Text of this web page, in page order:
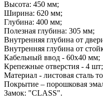
Высота: 450 мм;
Ширина: 620 мм;
Глубина: 400 мм;
Полезная глубина: 305 мм;
Внутренняя глубина от
Внутренняя глубина от
Кабельный ввод - 60х40 мм;
Крепежные отверстия - 4 шт;
Материал - листовая сталь
Покрытие – порошковая
Замок: "CLASS".